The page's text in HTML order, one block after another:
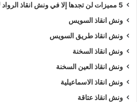
5 مميزات لن تجدها إلا في ونش انقاذ الرواد لإنقاذ السيارات !
ونش انقاذ السويس
ونش انقاذ طريق السويس
ونش انقاذ السخنة
ونش انقاذ العين السخنة
ونش انقاذ الاسماعيلية
ونش انقاذ عتاقة